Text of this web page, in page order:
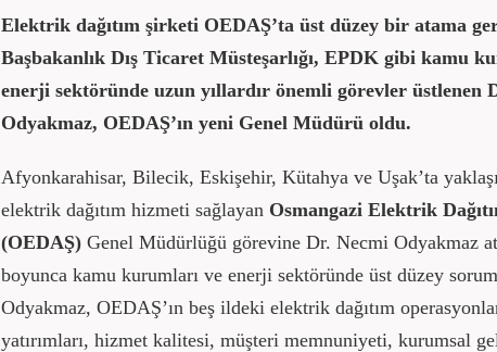
Elektrik dağıtım şirketi OEDAŞ’ta üst düzey bir atama
Başbakanlık Dış Ticaret Müsteşarlığı, EPDK gibi kamu
enerji sektöründe uzun yıllardır önemli görevler üstlenen
Odyakmaz, OEDAŞ’ın yeni Genel Müdürü oldu.
Afyonkarahisar, Bilecik, Eskişehir, Kütahya ve Uşak’ta
elektrik dağıtım hizmeti sağlayan Osmangazi Elektrik
(OEDAŞ) Genel Müdürlüğü görevine Dr. Necmi Odyakmaz
boyunca kamu kurumları ve enerji sektöründe üst düzey
Odyakmaz, OEDAŞ’ın beş ildeki elektrik dağıtım
yatırımları, hizmet kalitesi, müşteri memnuniyeti, kurumsal